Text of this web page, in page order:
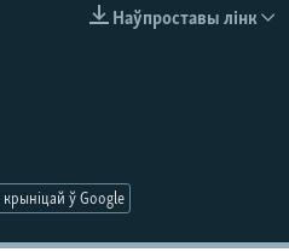
Наўпроставы лінк
ў Google